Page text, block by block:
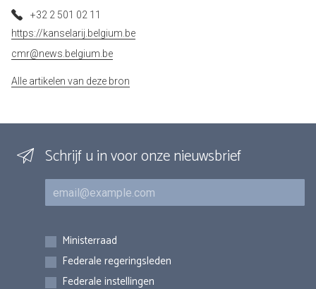
+32 2 501 02 11
https://kanselarij.belgium.be
cmr@news.belgium.be
Alle artikelen van deze bron
Schrijf u in voor onze nieuwsbrief
E-mail
Inschrijvingen
Ministerraad
Federale regeringsleden
Federale instellingen